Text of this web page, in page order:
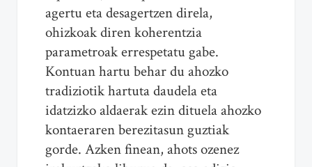
agertu eta desagertzen direla,
ohizkoak diren koherentzia
parametroak errespetatu gabe.
Kontuan hartu behar du ahozko
tradiziotik hartuta daudela eta
idatzizko aldaerak ezin dituela ahozko
kontaeraren berezitasun guztiak
gorde. Azken finean, ahots ozenez